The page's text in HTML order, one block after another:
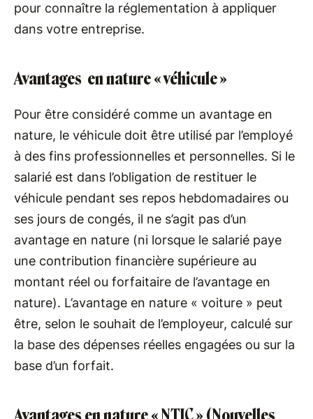
pour connaître la réglementation à appliquer
dans votre entreprise.
Avantages en nature « véhicule »
Pour être considéré comme un avantage en
nature, le véhicule doit être utilisé par l’employé
à des fins professionnelles et personnelles. Si le
salarié est dans l’obligation de restituer le
véhicule pendant ses repos hebdomadaires ou
ses jours de congés, il ne s’agit pas d’un
avantage en nature (ni lorsque le salarié paye
une contribution financière supérieure au
montant réel ou forfaitaire de l’avantage en
nature). L’avantage en nature « voiture » peut
être, selon le souhait de l’employeur, calculé sur
la base des dépenses réelles engagées ou sur la
base d’un forfait.